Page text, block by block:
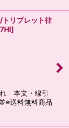
リプレット律
]
本文・線引
※送料無料商品